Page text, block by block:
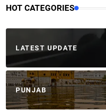
HOT CATEGORIES
LATEST UPDATE
PUNJAB